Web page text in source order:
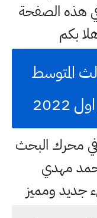
لكم في هذه الصفحة
بكم
المتوسط
في محرك البحث
مهدي
ومميز